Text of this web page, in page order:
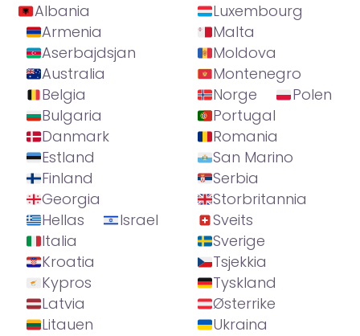
Albania
Armenia
Aserbajdsjan
Australia
Belgia
Bulgaria
Danmark
Estland
Finland
Georgia
Hellas
Israel
Italia
Kroatia
Kypros
Latvia
Litauen
Luxembourg
Malta
Moldova
Montenegro
Norge
Polen
Portugal
Romania
San Marino
Serbia
Storbritannia
Sveits
Sverige
Tsjekkia
Tyskland
Østerrike
Ukraina